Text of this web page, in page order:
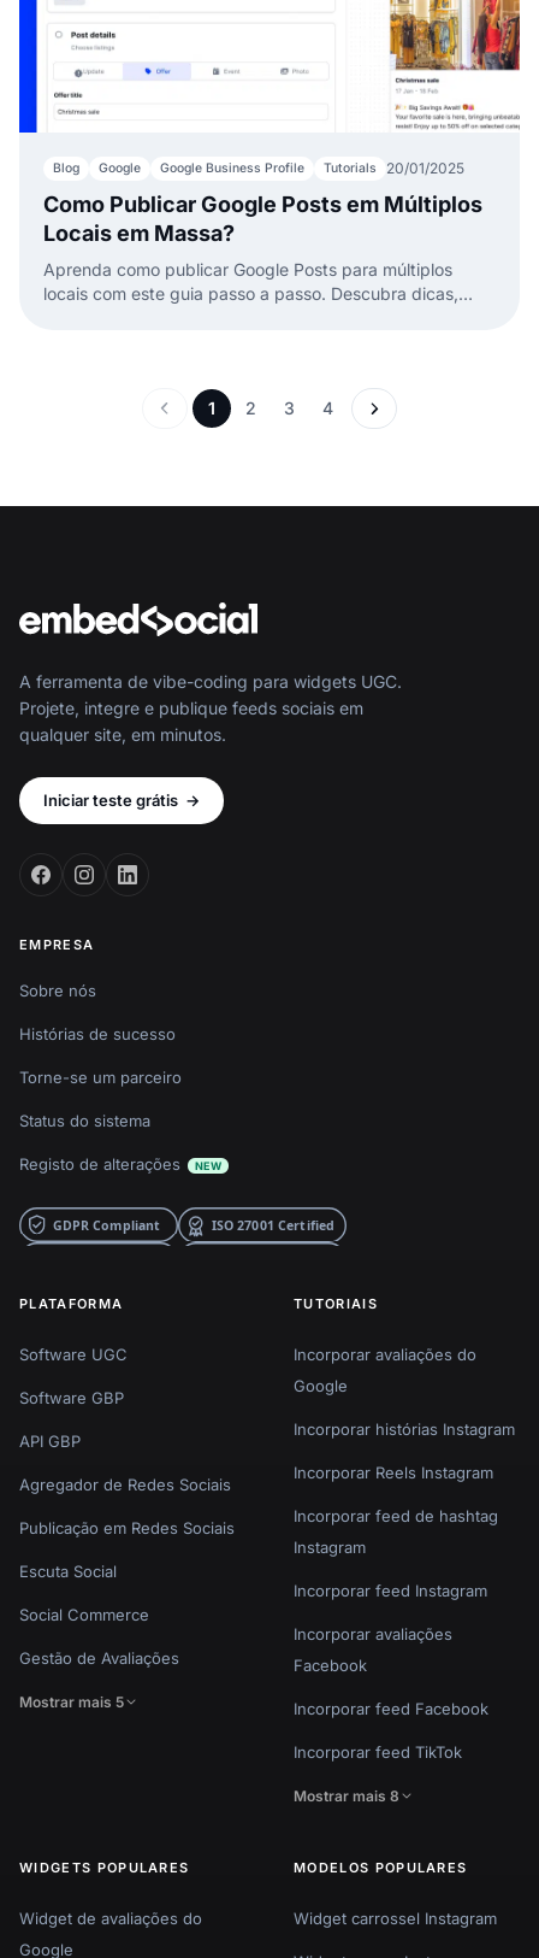
Blog Google Google Business Profile Tutorials 20/01/2025
Como Publicar Google Posts em Múltiplos
Locais em Massa?
Aprenda como publicar Google Posts para múltiplos
locais com este guia passo a passo. Descubra dicas,
1 2 3 4
A ferramenta de vibe-coding para widgets UGC.
Projete, integre e publique feeds sociais em
qualquer site, em minutos.
Iniciar teste grátis →
EMPRESA
Sobre nós
Histórias de sucesso
Torne-se um parceiro
Status do sistema
Registo de alterações NEW
PLATAFORMA
Software UGC
Software GBP
API GBP
Agregador de Redes Sociais
Publicação em Redes Sociais
Escuta Social
Social Commerce
Gestão de Avaliações
Mostrar mais 5
TUTORIAIS
Incorporar avaliações do
Google
Incorporar histórias Instagram
Incorporar Reels Instagram
Incorporar feed de hashtag
Instagram
Incorporar feed Instagram
Incorporar avaliações
Facebook
Incorporar feed Facebook
Incorporar feed TikTok
Mostrar mais 8
WIDGETS POPULARES
Widget de avaliações do
Google
MODELOS POPULARES
Widget carrossel Instagram